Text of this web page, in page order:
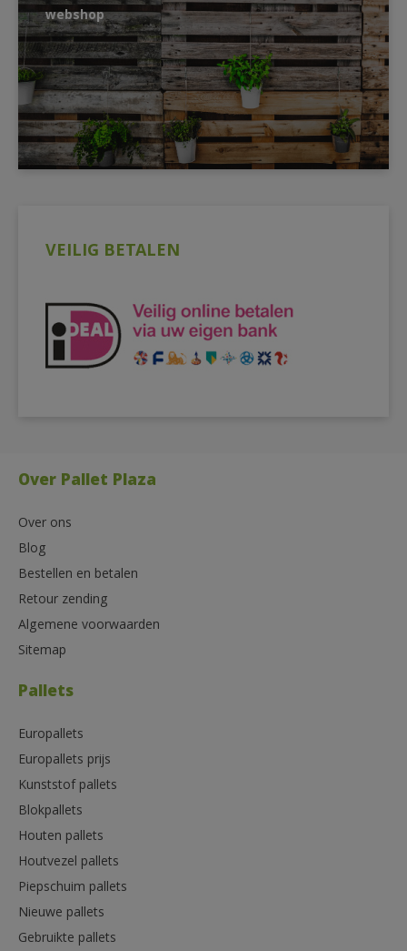
webshop
VEILIG BETALEN
Over Pallet Plaza
Over ons
Blog
Bestellen en betalen
Retour zending
Algemene voorwaarden
Sitemap
Pallets
Europallets
Europallets prijs
Kunststof pallets
Blokpallets
Houten pallets
Houtvezel pallets
Piepschuim pallets
Nieuwe pallets
Gebruikte pallets